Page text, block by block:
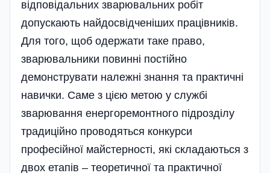
відповідальних зварювальних робіт
допускають найдосвідченіших працівників.
Для того, щоб одержати таке право,
зварювальники повинні постійно
демонструвати належні знання та практичні
навички. Саме з цією метою у службі
зварювання енергоремонтного підрозділу
традиційно проводяться конкурси
професійної майстерності, які складаються з
двох етапів – теоретичної та практичної